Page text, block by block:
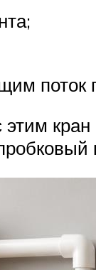
поток
этим